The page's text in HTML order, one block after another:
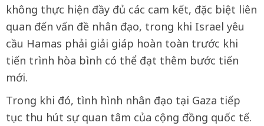
không thực hiện đầy đủ các cam kết, đặc biệt liên
quan đến vấn đề nhân đạo, trong khi Israel yêu
cầu Hamas phải giải giáp hoàn toàn trước khi
tiến trình hòa bình có thể đạt thêm bước tiến
mới.
Trong khi đó, tình hình nhân đạo tại Gaza tiếp
tục thu hút sự quan tâm của cộng đồng quốc tế.